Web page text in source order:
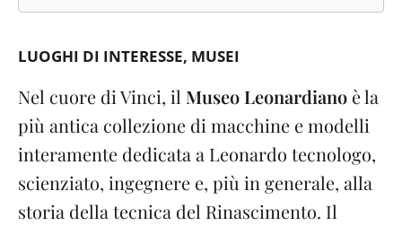
LUOGHI DI INTERESSE MUSEI
Nel cuore di Vinci, il Museo Leonardiano è la
più antica collezione di macchine e modelli
interamente dedicata a Leonardo tecnologo,
scienziato, ingegnere e, più in generale, alla
storia della tecnica del Rinascimento. Il